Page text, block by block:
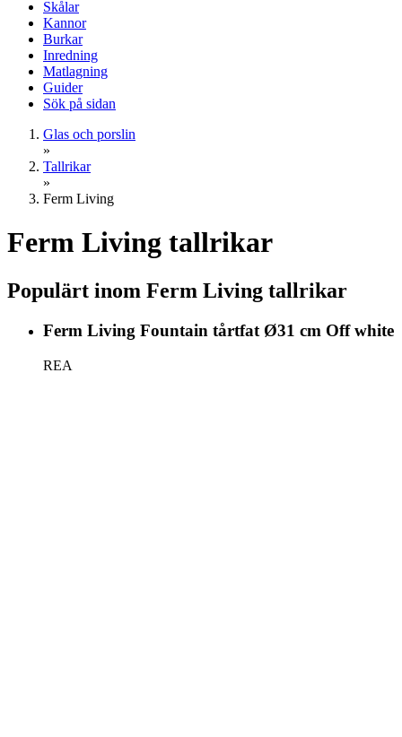
Skålar
Kannor
Burkar
Inredning
Matlagning
Guider
Sök på sidan
Glas och porslin
»
Tallrikar
»
Ferm Living
Ferm Living tallrikar
Populärt inom Ferm Living tallrikar
Ferm Living Fountain tårtfat Ø31 cm Off white
REA